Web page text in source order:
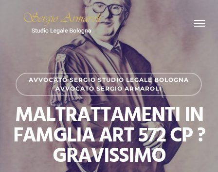
Menu
AVVOCATO SERGIO STUDIO LEGALE BOLOGNA
AVVOCATO SERGIO ARMAROLI
MALTRATTAMENTI IN
FAMGLIA ART 572 CP ?
GRAVISSIMO